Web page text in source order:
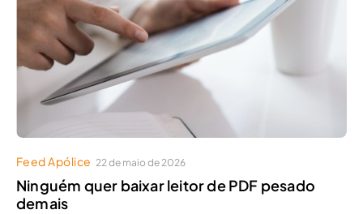
Feed Apólice 22 de maio de 2026
Ninguém quer baixar leitor de PDF pesado
demais